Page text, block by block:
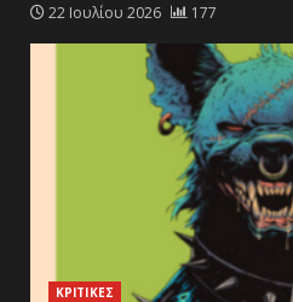
22 Ιουλίου 2026 177
ΚΡΙΤΙΚΕΣ